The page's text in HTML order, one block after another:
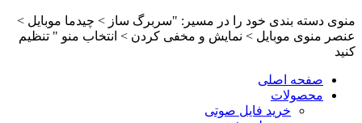
منوی دسته بندی خود را در مسیر: "سربرگ ساز > چیدما موبایل >
عنصر منوی موبایل > نمایش و مخفی کردن > انتخاب منو " تنظیم
کنید
صفحه اصلی
محصولات
خرید فایل صوتی